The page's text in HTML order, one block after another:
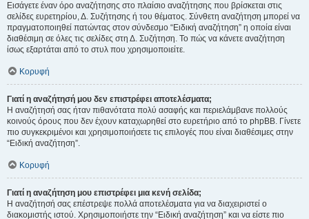
Εισάγετε έναν όρο αναζήτησης στο πλαίσιο αναζήτησης που βρίσκεται στις
σελίδες ευρετηρίου, Δ. Συζήτησης ή του θέματος. Σύνθετη αναζήτηση μπορεί να
πραγματοποιηθεί πατώντας στον σύνδεσμο “Ειδική αναζήτηση” η οποία είναι
διαθέσιμη σε όλες τις σελίδες στη Δ. Συζήτηση. Το πώς να κάνετε αναζήτηση
ίσως εξαρτάται από το στυλ που χρησιμοποιείτε.
Κορυφή
Γιατί η αναζήτησή μου δεν επιστρέφει αποτελέσματα;
Η αναζήτησή σας ήταν πιθανότατα πολύ ασαφής και περιελάμβανε πολλούς
κοινούς όρους που δεν έχουν καταχωρηθεί στο ευρετήριο από το phpBB. Γίνετε
πιο συγκεκριμένοι και χρησιμοποιήσετε τις επιλογές που είναι διαθέσιμες στην
“Ειδική αναζήτηση”.
Κορυφή
Γιατί η αναζήτηση μου επιστρέφει μια κενή σελίδα;
Η αναζήτησή σας επέστρεψε πολλά αποτελέσματα για να διαχειριστεί ο
διακομιστής ιστού. Χρησιμοποιήστε την “Ειδική αναζήτηση” και να είστε πιο